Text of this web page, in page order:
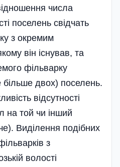
числа
поселень свідчать
з окремим
він існував, та
фільварку
більше двох) поселень.
відсутності
на той чи інший
Виділення подібних
з
волості